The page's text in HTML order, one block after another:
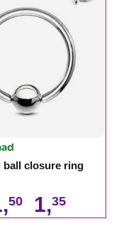
ball closure ring
50 1,35